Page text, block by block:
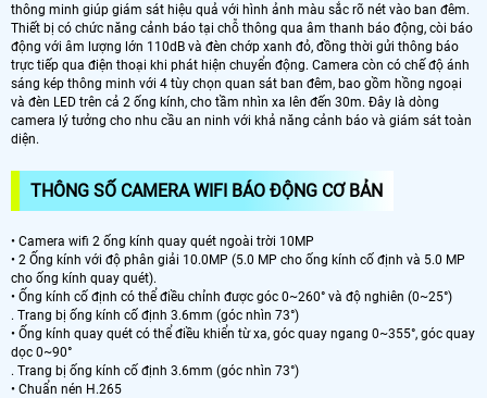
thông minh giúp giám sát hiệu quả với hình ảnh màu sắc rõ nét vào ban đêm.
Thiết bị có chức năng cảnh báo tại chỗ thông qua âm thanh báo động, còi báo
động với âm lượng lớn 110dB và đèn chớp xanh đỏ, đồng thời gửi thông báo
trực tiếp qua điện thoại khi phát hiện chuyển động. Camera còn có chế độ ánh
sáng kép thông minh với 4 tùy chọn quan sát ban đêm, bao gồm hồng ngoại
và đèn LED trên cả 2 ống kính, cho tầm nhìn xa lên đến 30m. Đây là dòng
camera lý tưởng cho nhu cầu an ninh với khả năng cảnh báo và giám sát toàn
diện.
THÔNG SỐ CAMERA WIFI BÁO ĐỘNG CƠ BẢN
• Camera wifi 2 ống kính quay quét ngoài trời 10MP
• 2 Ống kính với độ phân giải 10.0MP (5.0 MP cho ống kính cố định và 5.0 MP
cho ống kính quay quét).
• Ống kính cố định có thể điều chỉnh được góc 0~260° và độ nghiên (0~25°)
. Trang bị ống kính cố định 3.6mm (góc nhìn 73°)
• Ống kính quay quét có thể điều khiển từ xa, góc quay ngang 0~355°, góc quay
dọc 0~90°
. Trang bị ống kính cố định 3.6mm (góc nhìn 73°)
• Chuẩn nén H.265